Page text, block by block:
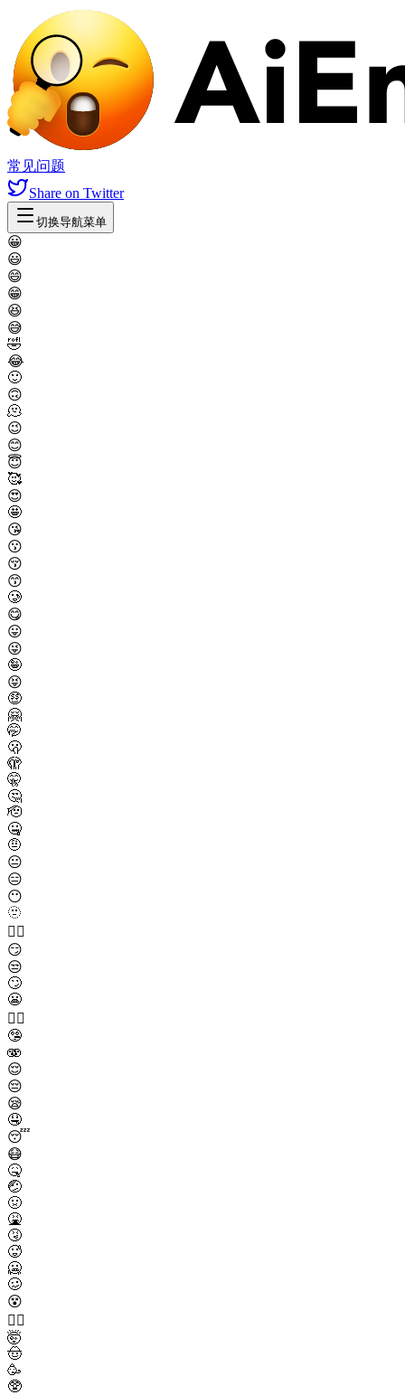
常见问题
Share on Twitter
切换导航菜单
😀
😃
😄
😁
😆
😅
🤣
😂
🙂
🙃
🫠
😉
😊
😇
🥰
😍
🤩
😘
😗
😚
😙
🥲
😋
😛
😜
🤪
😝
🤑
🤗
🤭
🫢
🫣
🤫
🤔
🫡
🤐
🤨
😐
😑
😶
🫥
😶‍🌫️
😏
😒
🙄
😬
😮‍💨
🤥
🫨
😌
😔
😪
🤤
😴
😷
🤒
🤕
🤢
🤮
🤧
🥵
🥶
🥴
😵
😵‍💫
🤯
🤠
🥳
🥸